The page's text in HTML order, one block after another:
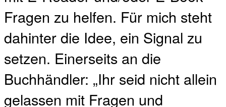
Fragen zu helfen. Für mich steht
dahinter die Idee, ein Signal zu
setzen. Einerseits an die
Buchhändler: „Ihr seid nicht allein
gelassen mit Fragen und